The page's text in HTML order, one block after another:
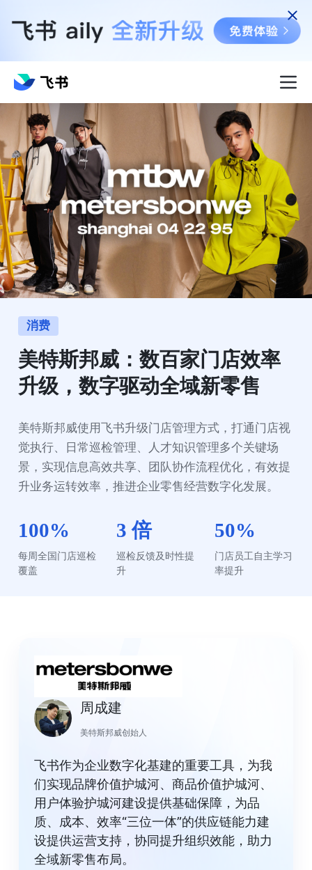
消费
美特斯邦威：数百家门店效率
升级，数字驱动全域新零售
美特斯邦威使用飞书升级门店管理方式，打通门店视
觉执行、日常巡检管理、人才知识管理多个关键场
景，实现信息高效共享、团队协作流程优化，有效提
升业务运转效率，推进企业零售经营数字化发展。
100%
每周全国门店巡检
覆盖
3 倍
巡检反馈及时性提
升
50%
门店员工自主学习
率提升
周成建
美特斯邦威创始人
飞书作为企业数字化基建的重要工具，为我
们实现品牌价值护城河、商品价值护城河、
用户体验护城河建设提供基础保障，为品
质、成本、效率“三位一体”的供应链能力建
设提供运营支持，协同提升组织效能，助力
全域新零售布局。